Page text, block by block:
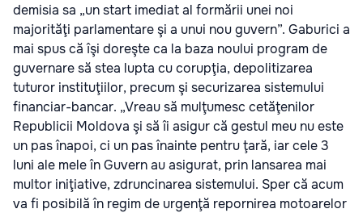
demisia sa „un start imediat al formării unei noi
majorităţi parlamentare şi a unui nou guvern”. Gaburici a
mai spus că îşi doreşte ca la baza noului program de
guvernare să stea lupta cu corupţia, depolitizarea
tuturor instituţiilor, precum şi securizarea sistemului
financiar-bancar. „Vreau să mulţumesc cetăţenilor
Republicii Moldova şi să îi asigur că gestul meu nu este
un pas înapoi, ci un pas înainte pentru ţară, iar cele 3
luni ale mele în Guvern au asigurat, prin lansarea mai
multor iniţiative, zdruncinarea sistemului. Sper că acum
va fi posibilă în regim de urgenţă repornirea motoarelor